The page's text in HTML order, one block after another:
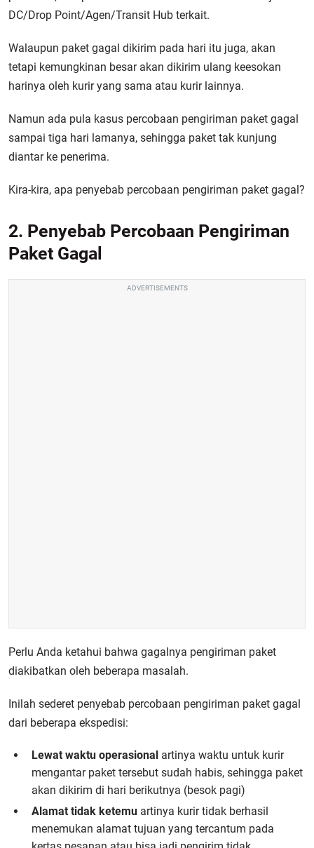
DC/Drop Point/Agen/Transit Hub terkait.
Walaupun paket gagal dikirim pada hari itu juga, akan
tetapi kemungkinan besar akan dikirim ulang keesokan
harinya oleh kurir yang sama atau kurir lainnya.
Namun ada pula kasus percobaan pengiriman paket gagal
sampai tiga hari lamanya, sehingga paket tak kunjung
diantar ke penerima.
Kira-kira, apa penyebab percobaan pengiriman paket gagal?
2. Penyebab Percobaan Pengiriman
Paket Gagal
ADVERTISEMENTS
Perlu Anda ketahui bahwa gagalnya pengiriman paket
diakibatkan oleh beberapa masalah.
Inilah sederet penyebab percobaan pengiriman paket gagal
dari beberapa ekspedisi:
Lewat waktu operasional artinya waktu untuk kurir
mengantar paket tersebut sudah habis, sehingga paket
akan dikirim di hari berikutnya (besok pagi)
Alamat tidak ketemu artinya kurir tidak berhasil
menemukan alamat tujuan yang tercantum pada